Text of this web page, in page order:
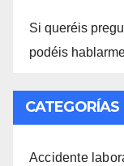
Si queréis
podéis
CATEGORÍAS
Accidente